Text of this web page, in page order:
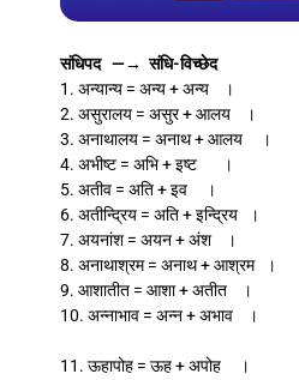
संधिपद —→ संधि-विच्छेद
1. अन्यान्य = अन्य + अन्य ।
2. असुरालय = असुर + आलय ।
3. अनाथालय = अनाथ + आलय ।
4. अभीष्ट = अभि + इष्ट ।
5. अतीव = अति + इव ।
6. अतीन्द्रिय = अति + इन्द्रिय ।
7. अयनांश = अयन + अंश ।
8. अनाथाश्रम = अनाथ + आश्रम ।
9. आशातीत = आशा + अतीत ।
10. अन्नाभाव = अन्न + अभाव ।
11. ऊहापोह = ऊह + अपोह ।